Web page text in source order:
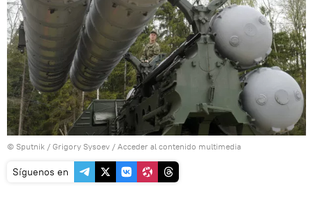
© Sputnik / Grigory Sysoev / Acceder al contenido multimedia
Síguenos en